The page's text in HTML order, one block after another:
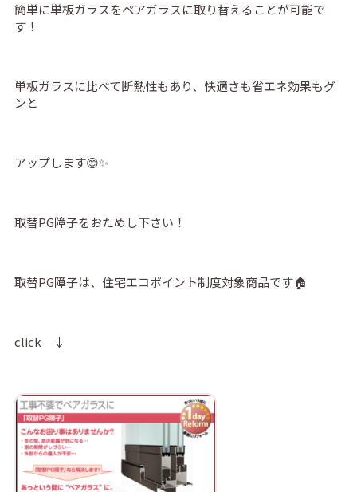
簡単に単板ガラスをペアガラスに取り替えることが可能で
す！
単板ガラスに比べて断熱性もあり、快適さも省エネ効果もグ
ンと
アップします😊✨
取替PG障子をおためし下さい！
取替PG障子は、住宅エコポイント制度対象商品です🏠
click ↓